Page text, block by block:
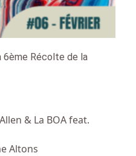
6ème Récolte de la
& La BOA feat.
Altons